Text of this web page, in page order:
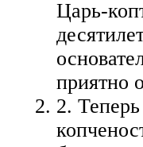
Царь-
приятно
2.